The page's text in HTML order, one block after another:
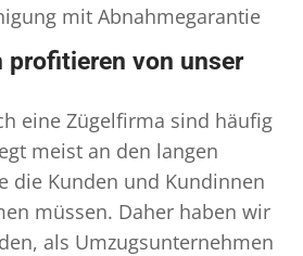
mit Abnahmegarantie
profitieren von unser
eine Zügelfirma sind häufig
meist an den langen
die Kunden und Kundinnen
müssen. Daher haben wir
als Umzugsunternehmen